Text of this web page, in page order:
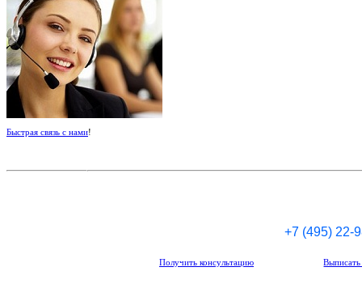
Быстрая связь с нами!
+7 (495) 22-
Получить консультацию